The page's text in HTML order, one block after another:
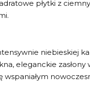
płytki z
niebieskiej
eleganckie